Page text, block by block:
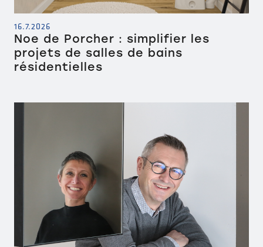
16.7.2026
Noe de Porcher : simplifier les
projets de salles de bains
résidentielles